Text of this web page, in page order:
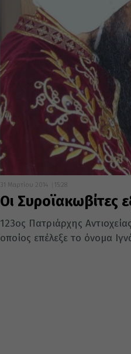
31 Μαρτίου 2014 15:28
Οι Συροϊακωβίτες
123ος Πατριάρχης
οποίος επέλεξε το όνομα